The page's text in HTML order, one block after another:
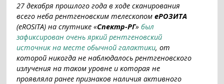
27 декабря прошлого года в ходе сканирования
всего неба рентгеновским телескопомеРОЗИТА
(eROSITA) на спутнике «Спектр-РГ»был
зафиксирован очень яркий рентгеновский
источник на месте обычной галактики, от
которой никогда не наблюдалось рентгеновского
излучения на таком уровне и которая не
проявляла ранее признаков наличия активного